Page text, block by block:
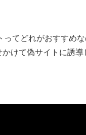
てどれがおすすめ
けて偽サイトに誘